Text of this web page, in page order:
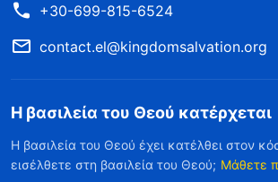
+30-699-815-6524
contact.el@kingdomsalvation.org
Η βασιλεία του Θεού κατέρχεται
Η βασιλεία του Θεού έχει κατέλθει στον
εισέλθετε στη βασιλεία του Θεού; Μάθετε